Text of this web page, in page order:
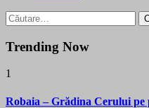
Caută
după:
Trending Now
1
Robaia – Grădina Cerului pe